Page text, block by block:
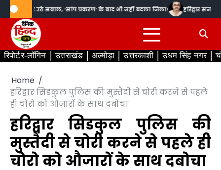
Skip
to
content
पर उठे सवाल, ‘सांप प्रकरण’ के बाद भी नहीं बदला जिला! हरिद्वार सनत शर्मा :-
रिपोर्टर-लॉगिन उत्तराखंड अल्मोड़ा उत्तरकाशी उधम सिंह नगर
Home
हरिद्वार सिडकुल पुलिस की मुस्तैदी से चोरी करने से पहले
ही चोरो को औजारों के साथ दबोचा
हरिद्वार सिडकुल पुलिस की
मुस्तैदी से चोरी करने से पहले ही
चोरो को औजारों के साथ दबोचा